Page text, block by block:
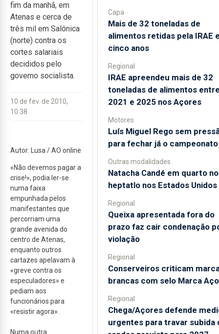
fim da manhã, em
Atenas e cerca de
três mil em Salónica
(norte) contra os
cortes salariais
decididos pelo
governo socialista.
10 de fev. de 2010,
10:38
Autor: Lusa / AO online
«Não devemos pagar a
crise!», podia ler-se
numa faixa
empunhada pelos
manifestantes que
percorriam uma
grande avenida do
centro de Atenas,
enquanto outros
cartazes apelavam à
«greve contra os
especuladores» e
pediam aos
funcionários para
«resistir agora».
Numa outra
Capa
Mais de 32 toneladas de
alimentos retidas pela IRAE
cinco anos
Regional
IRAE apreendeu mais de 32
toneladas de alimentos
2021 e 2025 nos Açores
Motores
Luís Miguel Rego sem
para fechar já o campeonato
Outras modalidades
Natacha Candé em quarto no
heptatlo nos Estados Unidos
Regional
Queixa apresentada fora do
prazo faz cair condenação
violação
Regional
Conserveiros criticam
brancas com selo Marca
Regional
Chega/Açores defende
urgentes para travar subida